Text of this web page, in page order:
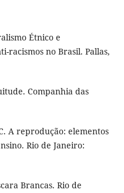
Étnico e
racismos no Brasil. Pallas,
Companhia das
A reprodução: elementos
Rio de Janeiro:
Brancas. Rio de